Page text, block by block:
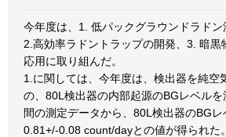
今年度は、1. 低パックグラウンドラドン
2.高効率ラドントラップの開発、3. 暗黒
応用に取り組んだ。
1.に関しては、今年度は、検出器を純空
の、80L検出器の内部起源のBGレベル
間の測定データから、80L検出器のBGレ
0.81+/-0.08 count/dayとの値が得られた